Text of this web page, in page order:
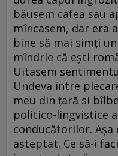
băusem cafea sau
mîncasem, dar era
bine să mai simți
mîndrie că ești
Uitasem
Undeva între
meu din țară si
politico-lingvistice
conducătorilor. Așa
așteptat. Ce să-i